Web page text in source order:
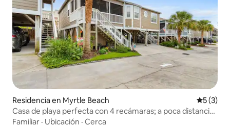
Residencia en Myrtle Beach
5 (3)
Casa de playa perfecta con 4 recámaras; a poca distancia
a pie del mar
Familiar · Ubicación · Cerca